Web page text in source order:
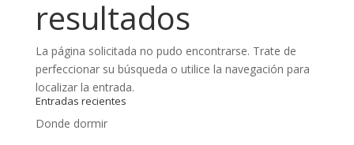
resultados
La página solicitada no pudo encontrarse. Trate de
perfeccionar su búsqueda o utilice la navegación para
localizar la entrada.
Entradas recientes
Donde dormir